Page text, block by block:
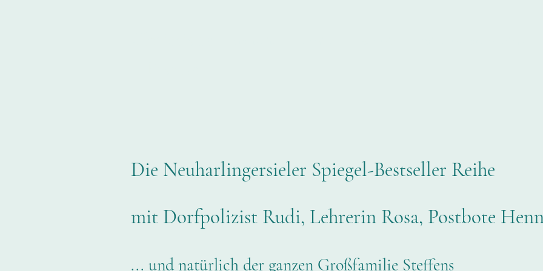
Die Neuharlingersieler Spiegel-Bestseller Reihe
mit Dorfpolizist Rudi, Lehrerin Rosa, Postbote
... und natürlich der ganzen Großfamilie Steffens